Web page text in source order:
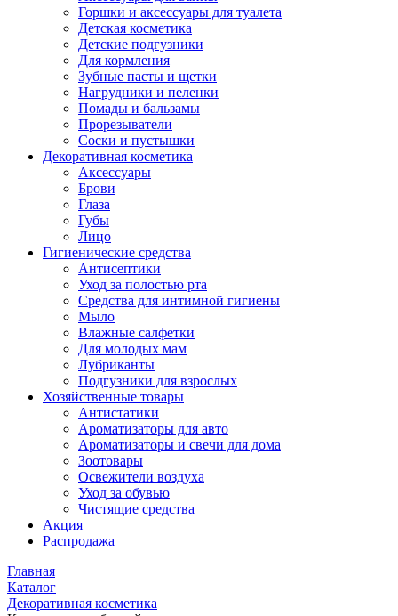
Горшки и аксессуары для туалета
Детская косметика
Детские подгузники
Для кормления
Зубные пасты и щетки
Нагрудники и пеленки
Помады и бальзамы
Прорезыватели
Соски и пустышки
Декоративная косметика
Аксессуары
Брови
Глаза
Губы
Лицо
Гигиенические средства
Антисептики
Уход за полостью рта
Средства для интимной гигиены
Мыло
Влажные салфетки
Для молодых мам
Лубриканты
Подгузники для взрослых
Хозяйственные товары
Антистатики
Ароматизаторы для авто
Ароматизаторы и свечи для дома
Зоотовары
Освежители воздуха
Уход за обувью
Чистящие средства
Акция
Распродажа
Главная
Каталог
Декоративная косметика